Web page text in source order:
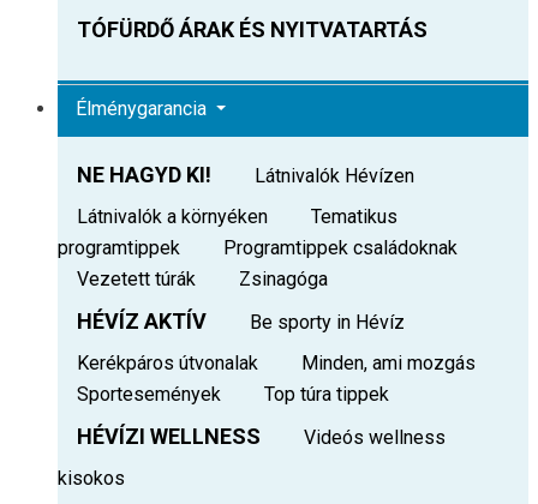
TÓFÜRDŐ ÁRAK ÉS NYITVATARTÁS
Élménygarancia
NE HAGYD KI!
Látnivalók Hévízen
Látnivalók a környéken
Tematikus
programtippek
Programtippek családoknak
Vezetett túrák
Zsinagóga
HÉVÍZ AKTÍV
Be sporty in Hévíz
Kerékpáros útvonalak
Minden, ami mozgás
Sportesemények
Top túra tippek
HÉVÍZI WELLNESS
Videós wellness
kisokos